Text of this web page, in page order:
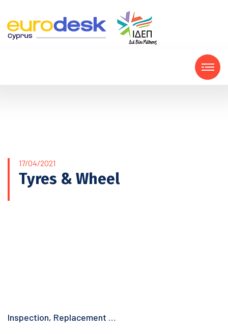
17/04/2021
Tyres & Wheel
Inspection, Replacement …